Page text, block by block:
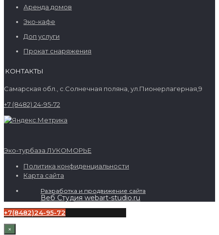
Аренда домов
Эко-кафе
Доп услуги
Прокат снаряжения
КОНТАКТЫ
Самарская обл., с.Солнечная поляна, ул.Пионерлагерная,9
+7 (8482) 24-95-72
Эко-турбаза ЛУКОМОРЬЕ
Политика конфиденциальности
Карта сайта
Разработка и продвижение сайта
Веб Студия webart-studio.ru
+7(8482)24-95-72
×